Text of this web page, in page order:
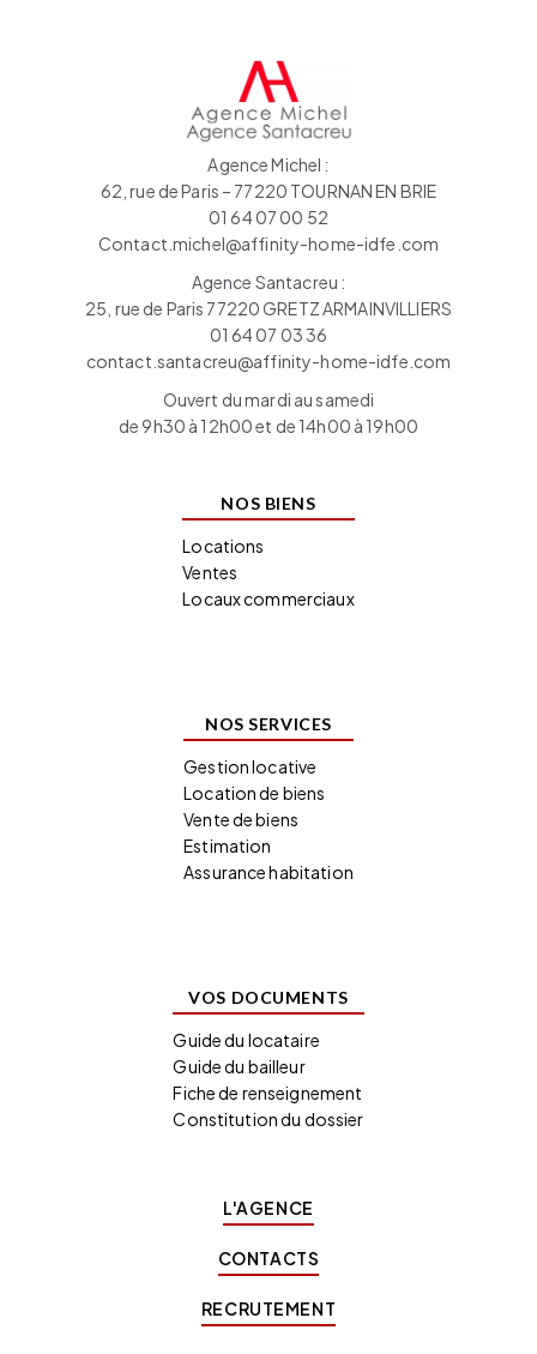
Agence Michel :
62, rue de Paris – 77220 TOURNAN EN BRIE
01 64 07 00 52
Contact.michel@affinity-home-idfe.com
Agence Santacreu :
25, rue de Paris 77220 GRETZ ARMAINVILLIERS
01 64 07 03 36
contact.santacreu@affinity-home-idfe.com
Ouvert du mardi au samedi
de 9h30 à 12h00 et de 14h00 à 19h00
NOS BIENS
Locations
Ventes
Locaux commerciaux
NOS SERVICES
Gestion locative
Location de biens
Vente de biens
Estimation
Assurance habitation
VOS DOCUMENTS
Guide du locataire
Guide du bailleur
Fiche de renseignement
Constitution du dossier
L'AGENCE
CONTACTS
RECRUTEMENT